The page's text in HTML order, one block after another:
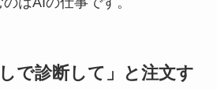
しで診断して」と注文す